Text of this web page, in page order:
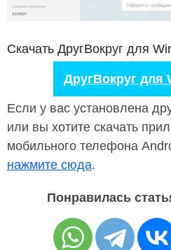
Скачать ДругВокруг для
ДругВокруг для
Если у вас установлена
или вы хотите скачать
мобильного телефона
нажмите сюда.
Понравилась